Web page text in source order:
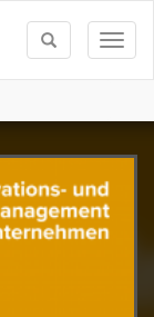
Toggle
search